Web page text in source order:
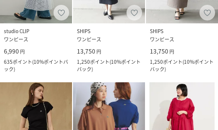
studio CLIP
ワンピース
6,990 円
635ポイント(10%ポイントバ
ック)
SHIPS
ワンピース
13,750 円
1,250ポイント(10%ポイント
バック)
SHIPS
ワンピース
13,750 円
1,250ポイント(10%ポイント
バック)